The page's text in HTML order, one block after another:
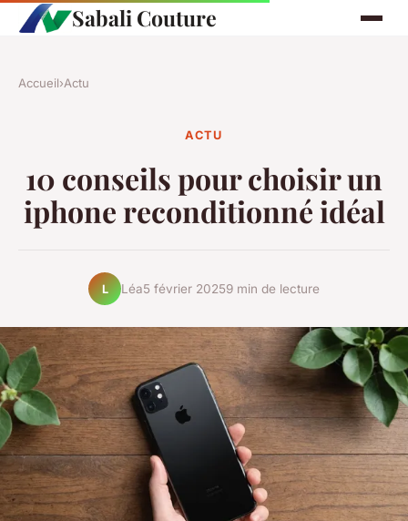
Sabali Couture
Accueil›Actu
ACTU
10 conseils pour choisir un
iphone reconditionné idéal
L Léa5 février 20259 min de lecture